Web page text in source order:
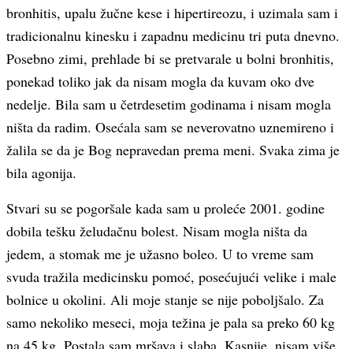
bronhitis, upalu žučne kese i hipertireozu, i uzimala sam i
tradicionalnu kinesku i zapadnu medicinu tri puta dnevno.
Posebno zimi, prehlade bi se pretvarale u bolni bronhitis,
ponekad toliko jak da nisam mogla da kuvam oko dve
nedelje. Bila sam u četrdesetim godinama i nisam mogla
ništa da radim. Osećala sam se neverovatno uznemireno i
žalila se da je Bog nepravedan prema meni. Svaka zima je
bila agonija.
Stvari su se pogoršale kada sam u proleće 2001. godine
dobila tešku želudačnu bolest. Nisam mogla ništa da
jedem, a stomak me je užasno boleo. U to vreme sam
svuda tražila medicinsku pomoć, posećujući velike i male
bolnice u okolini. Ali moje stanje se nije poboljšalo. Za
samo nekoliko meseci, moja težina je pala sa preko 60 kg
na 45 kg. Postala sam mršava i slaba. Kasnije, nisam više